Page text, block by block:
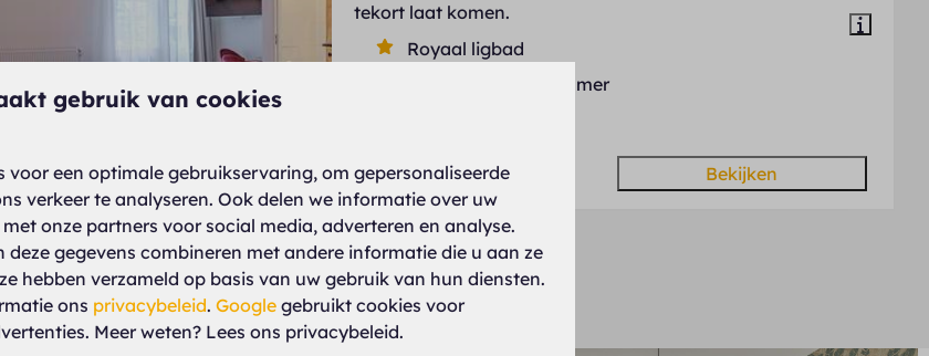
tekort laat komen.
Royaal ligbad
Stijlvolle luxe badkamer
Bekijken
Meer resultaten (5)
gebruik van cookies
voor een optimale gebruikservaring, om gepersonaliseerde
verkeer te analyseren. Ook delen we informatie over uw
onze partners voor social media, adverteren en analyse.
deze gegevens combineren met andere informatie die u aan ze
hebben verzameld op basis van uw gebruik van hun diensten.
ons privacybeleid. Google gebruikt cookies voor
Meer weten? Lees ons privacybeleid.